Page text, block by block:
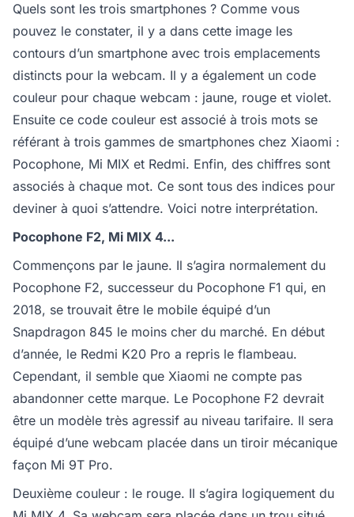
Quels sont les trois smartphones ? Comme vous
pouvez le constater, il y a dans cette image les
contours d’un smartphone avec trois emplacements
distincts pour la webcam. Il y a également un code
couleur pour chaque webcam : jaune, rouge et violet.
Ensuite ce code couleur est associé à trois mots se
référant à trois gammes de smartphones chez Xiaomi :
Pocophone, Mi MIX et Redmi. Enfin, des chiffres sont
associés à chaque mot. Ce sont tous des indices pour
deviner à quoi s’attendre. Voici notre interprétation.
Pocophone F2, Mi MIX 4...
Commençons par le jaune. Il s’agira normalement du
Pocophone F2, successeur du Pocophone F1 qui, en
2018, se trouvait être le mobile équipé d’un
Snapdragon 845 le moins cher du marché. En début
d’année, le Redmi K20 Pro a repris le flambeau.
Cependant, il semble que Xiaomi ne compte pas
abandonner cette marque. Le Pocophone F2 devrait
être un modèle très agressif au niveau tarifaire. Il sera
équipé d’une webcam placée dans un tiroir mécanique
façon Mi 9T Pro.
Deuxième couleur : le rouge. Il s’agira logiquement du